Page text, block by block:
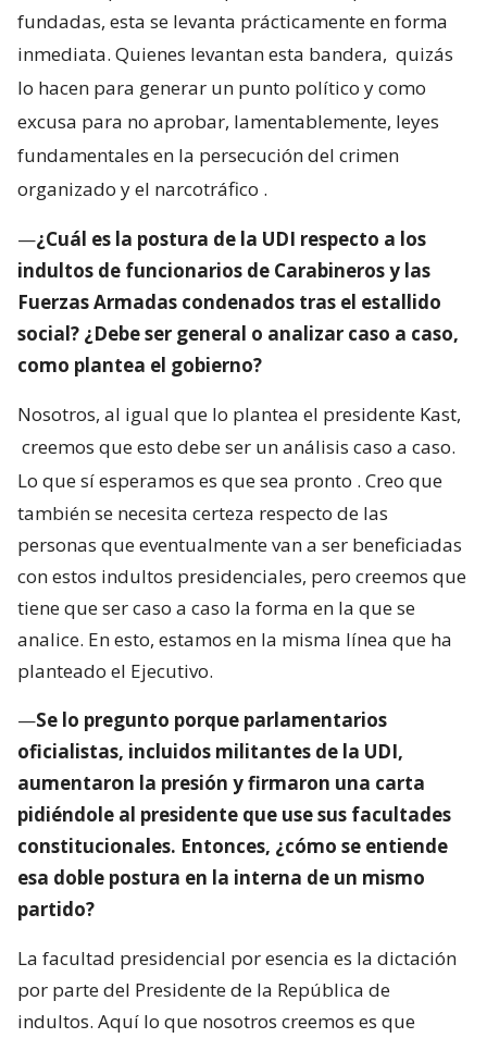
fundadas, esta se levanta prácticamente en forma
inmediata. Quienes levantan esta bandera, quizás
lo hacen para generar un punto político y como
excusa para no aprobar, lamentablemente, leyes
fundamentales en la persecución del crimen
organizado y el narcotráfico .
—¿Cuál es la postura de la UDI respecto a los
indultos de funcionarios de Carabineros y las
Fuerzas Armadas condenados tras el estallido
social? ¿Debe ser general o analizar caso a caso,
como plantea el gobierno?
Nosotros, al igual que lo plantea el presidente Kast,
creemos que esto debe ser un análisis caso a caso.
Lo que sí esperamos es que sea pronto . Creo que
también se necesita certeza respecto de las
personas que eventualmente van a ser beneficiadas
con estos indultos presidenciales, pero creemos que
tiene que ser caso a caso la forma en la que se
analice. En esto, estamos en la misma línea que ha
planteado el Ejecutivo.
—Se lo pregunto porque parlamentarios
oficialistas, incluidos militantes de la UDI,
aumentaron la presión y firmaron una carta
pidiéndole al presidente que use sus facultades
constitucionales. Entonces, ¿cómo se entiende
esa doble postura en la interna de un mismo
partido?
La facultad presidencial por esencia es la dictación
por parte del Presidente de la República de
indultos. Aquí lo que nosotros creemos es que